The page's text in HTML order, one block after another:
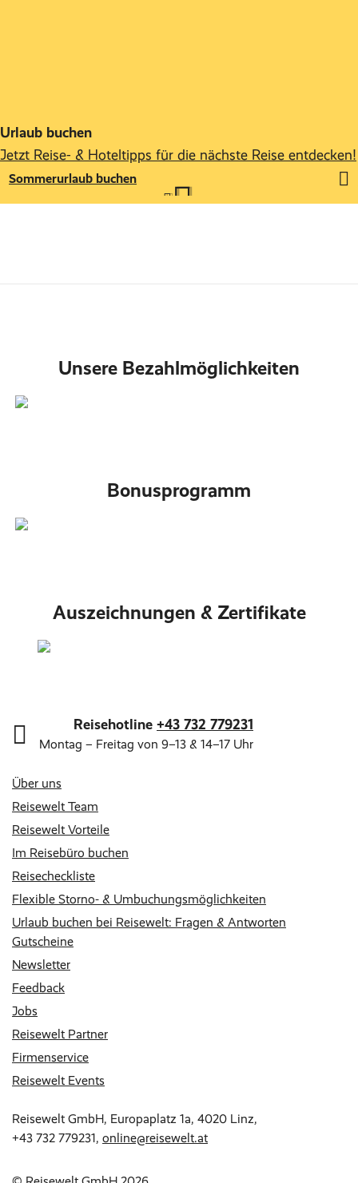
Urlaub buchen
Jetzt Reise- & Hoteltipps für die nächste Reise entdecken!
Sommerurlaub buchen
Unsere Bezahlmöglichkeiten
Bonusprogramm
Auszeichnungen & Zertifikate
Über uns
Reisewelt Team
Reisewelt Vorteile
Im Reisebüro buchen
Reisecheckliste
Flexible Storno- & Umbuchungsmöglichkeiten
Urlaub buchen bei Reisewelt: Fragen & Antworten
Gutscheine
Newsletter
Feedback
Jobs
Reisewelt Partner
Firmenservice
Reisewelt Events
Reisehotline +43 732 779231
Montag – Freitag von 9–13 & 14–17 Uhr
Reisewelt GmbH, Europaplatz 1a, 4020 Linz,
+43 732 779231, online@reisewelt.at